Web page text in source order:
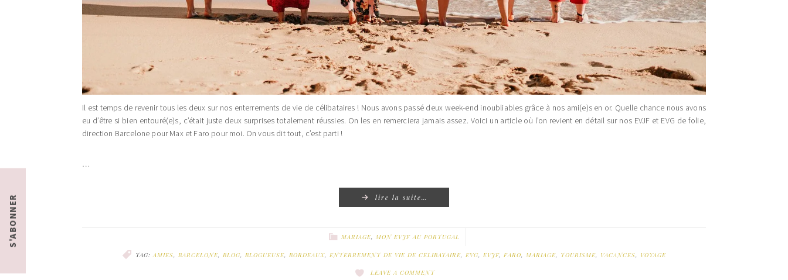
Il est temps de revenir tous les deux sur nos enterrements de vie de célibataires ! Nous avons passé deux week-end inoubliables grâce à nos ami(e)s en or. Quelle chance nous avons
eu d’être si bien entouré(e)s, c’était juste deux surprises totalement réussies. On les en remerciera jamais assez. Voici un article où l’on revient en détail sur nos EVJF et EVG de folie,
direction Barcelone pour Max et Faro pour moi. On vous dit tout, c’est parti !
…
lire la suite…
MARIAGE MON EVJF AU PORTUGAL
TAG: AMIES BARCELONE BLOG BLOGUEUSE BORDEAUX ENTERREMENT DE VIE DE CELIBATAIRE EVG EVJF, FARO MARIAGE TOURISME VACANCES VOYAGE
LEAVE A COMMENT
S'ABONNER